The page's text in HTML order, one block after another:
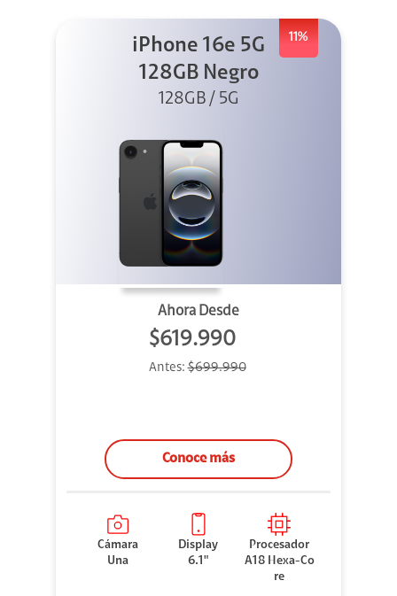
11%
iPhone 16e 5G
128GB Negro
128GB / 5G
Ahora Desde
$619.990
Antes:$699.990
Conoce más
Cámara
Una
Display
6.1"
Procesador
A18 Hexa-Co
re